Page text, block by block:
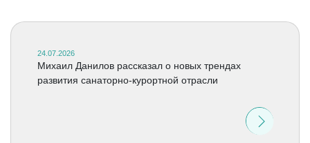
24.07.2026
Михаил Данилов рассказал о новых трендах
развития санаторно-курортной отрасли